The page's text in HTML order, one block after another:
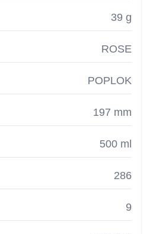
39 g
ROSE
POPLOK
197 mm
500 ml
286
9